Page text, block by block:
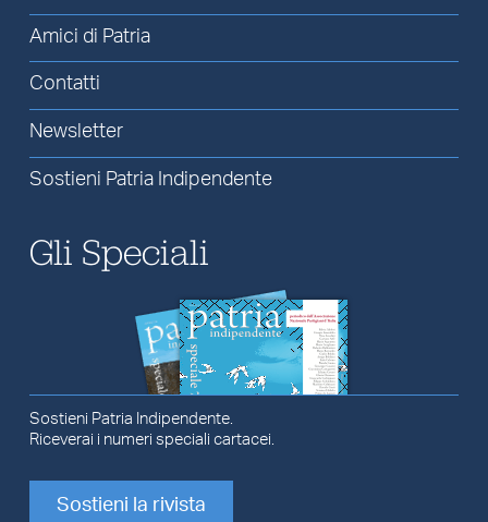
Amici di Patria
Contatti
Newsletter
Sostieni Patria Indipendente
Gli Speciali
Sostieni Patria Indipendente.
Riceverai i numeri speciali cartacei.
Sostieni la rivista